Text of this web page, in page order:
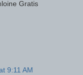
Gratis
9:11 AM